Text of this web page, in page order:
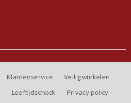
Klantenservice
Veilig winkelen
Leeftijdscheck
Privacy policy